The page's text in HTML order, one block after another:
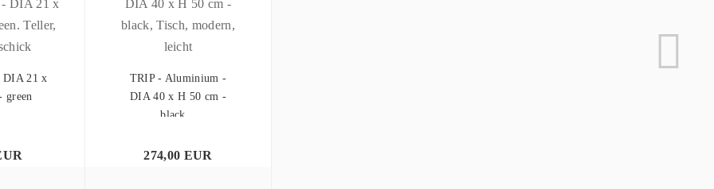
21 x
green
TRIP - Aluminium -
DIA 40 x H 50 cm -
black...
274,00 EUR